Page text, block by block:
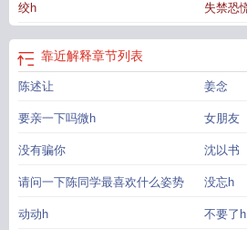
绞h
靠近解释章节列表
陈述让 姜念
要亲一下吗微h 女朋友
没有骗你 沈以书
请问一下陈同学最喜欢什么姿势 没忘h
动动h 不要了h